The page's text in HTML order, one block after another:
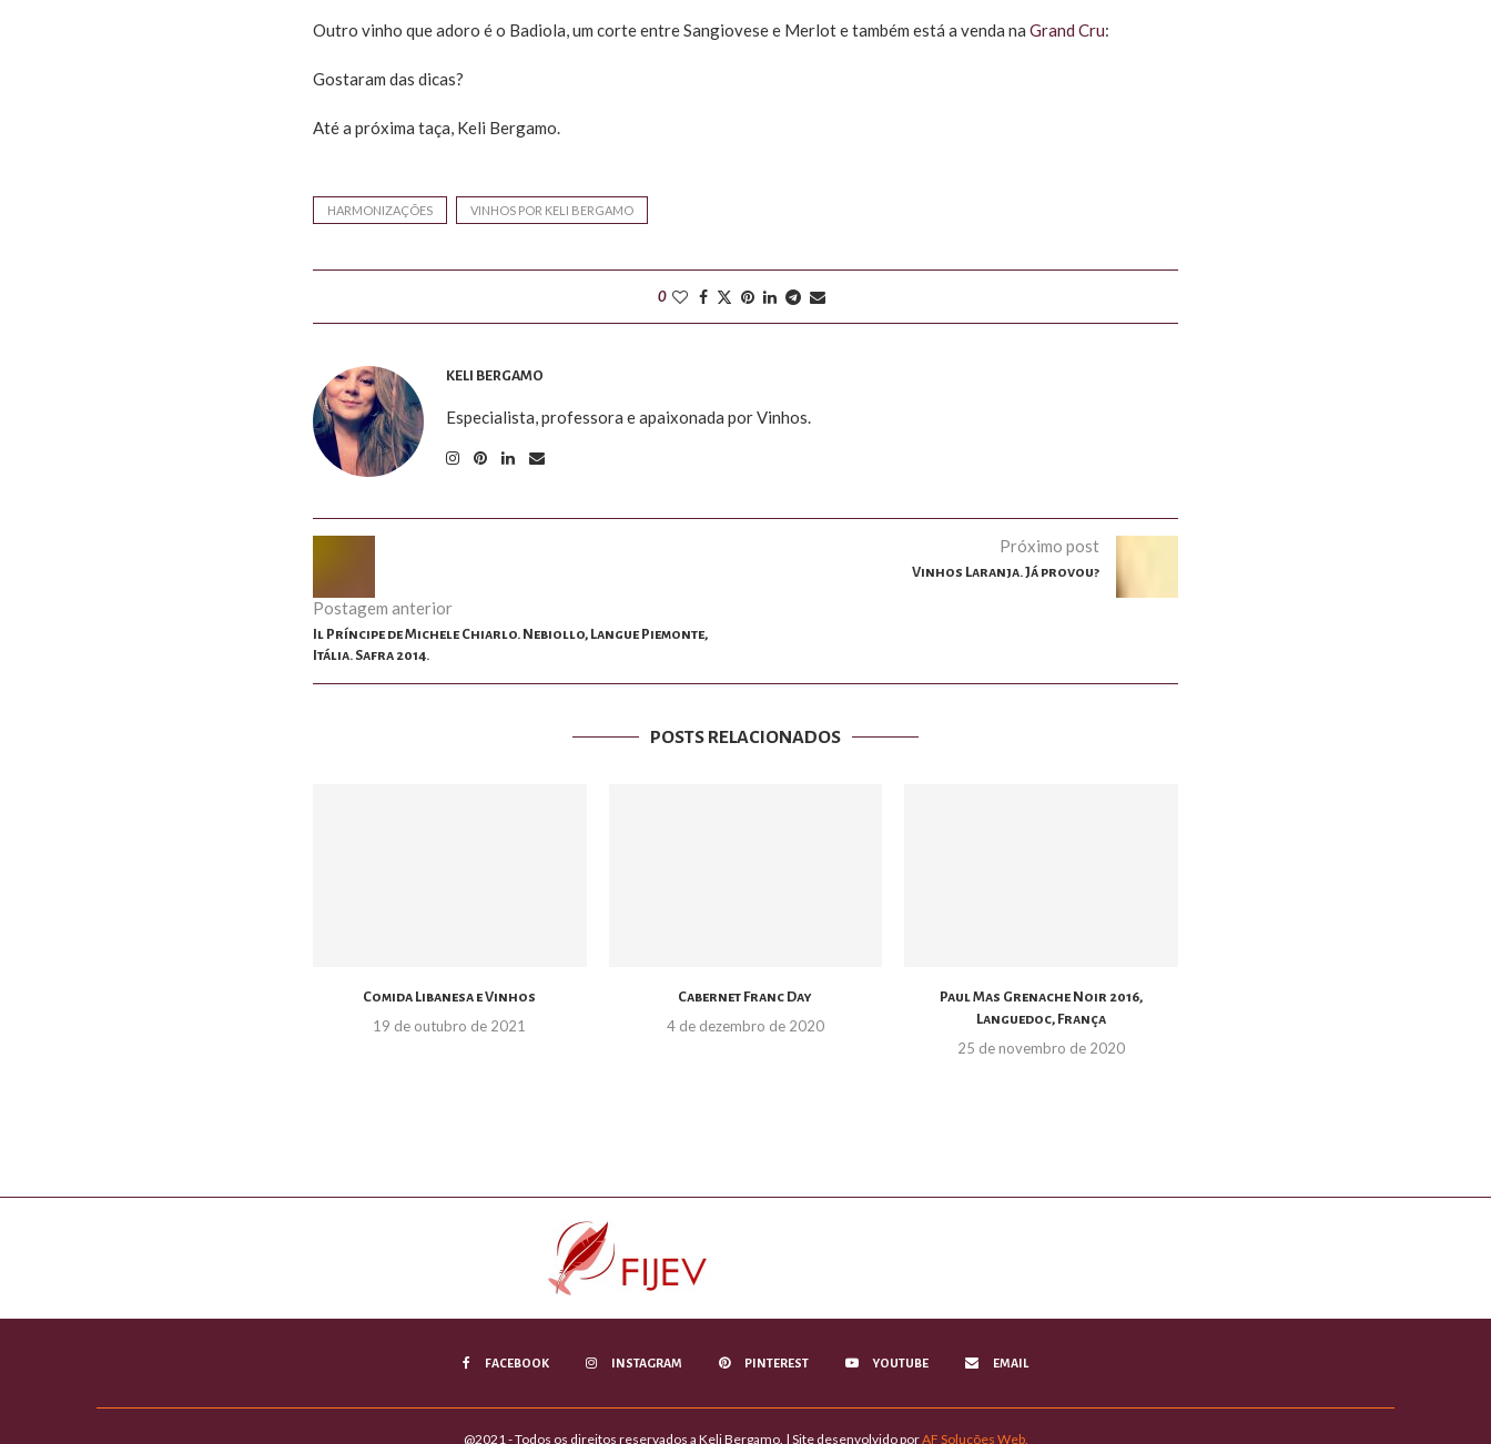
Outro vinho que adoro é o Badiola, um corte entre Sangiovese e Merlot e também está a venda na Grand Cru:
Gostaram das dicas?
Até a próxima taça, Keli Bergamo.
HARMONIZAÇÕES VINHOS POR KELI BERGAMO
0
KELI BERGAMO
Especialista, professora e apaixonada por Vinhos.
Postagem anterior
Il Príncipe de Michele Chiarlo. Nebiollo, Langue Piemonte,
Itália. Safra 2014.
Próximo post
Vinhos Laranja. Já provou?
POSTS RELACIONADOS
Comida Libanesa e Vinhos
19 de outubro de 2021
Cabernet Franc Day
4 de dezembro de 2020
Paul Mas Grenache Noir 2016,
Languedoc, França
25 de novembro de 2020
FACEBOOK INSTAGRAM PINTEREST YOUTUBE EMAIL
@2021 - Todos os direitos reservados a Keli Bergamo. | Site desenvolvido porAF Soluções Web.